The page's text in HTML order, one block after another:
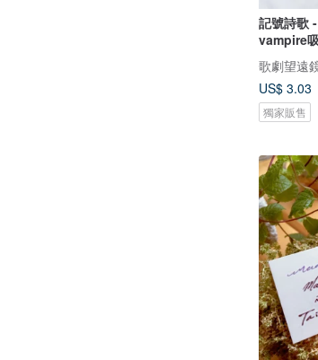
記號詩歌
vampire
歌劇望遠
US$ 3.03
獨家販售